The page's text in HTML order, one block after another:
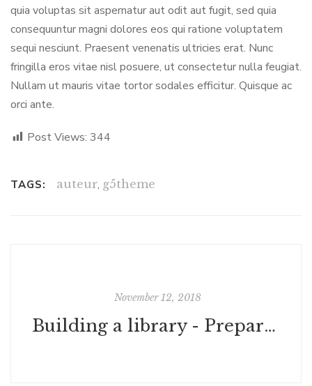
quia voluptas sit aspernatur aut odit aut fugit, sed quia
consequuntur magni dolores eos qui ratione voluptatem
sequi nesciunt. Praesent venenatis ultricies erat. Nunc
fringilla eros vitae nisl posuere, ut consectetur nulla feugiat.
Nullam ut mauris vitae tortor sodales efficitur. Quisque ac
orci ante.
Post Views: 344
TAGS: auteur, g5theme
November 12, 2018
Building a library - Prepare the future for a genius